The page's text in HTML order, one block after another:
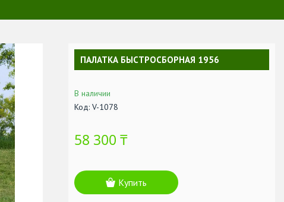
ПАЛАТКА БЫСТРОСБОРНАЯ 1956
В наличии
Код: V-1078
58 300 ₸
Купить